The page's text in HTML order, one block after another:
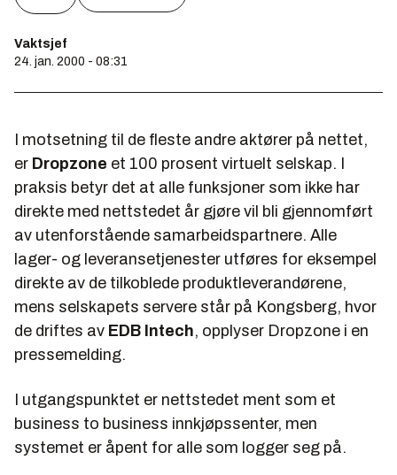
Vaktsjef
24. jan. 2000 - 08:31
I motsetning til de fleste andre aktører på nettet,
er Dropzone et 100 prosent virtuelt selskap. I
praksis betyr det at alle funksjoner som ikke har
direkte med nettstedet år gjøre vil bli gjennomført
av utenforstående samarbeidspartnere. Alle
lager- og leveransetjenester utføres for eksempel
direkte av de tilkoblede produktleverandørene,
mens selskapets servere står på Kongsberg, hvor
de driftes av EDB Intech, opplyser Dropzone i en
pressemelding.
I utgangspunktet er nettstedet ment som et
business to business innkjøpssenter, men
systemet er åpent for alle som logger seg på.